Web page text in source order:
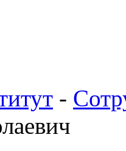
-